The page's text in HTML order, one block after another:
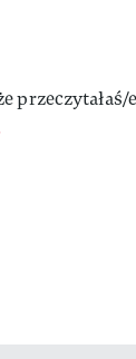
przeczytałaś/